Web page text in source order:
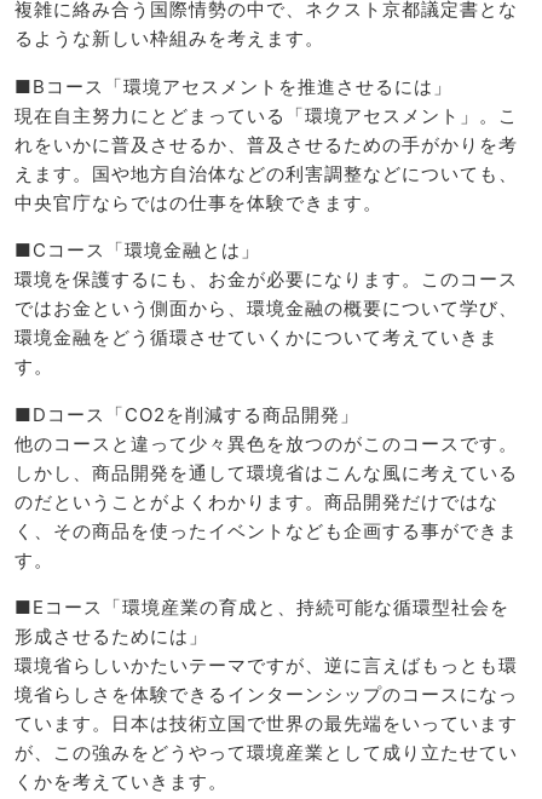
複雑に絡み合う国際情勢の中で、ネクスト京都議定書とな
るような新しい枠組みを考えます。
■Bコース「環境アセスメントを推進させるには」
現在自主努力にとどまっている「環境アセスメント」。こ
れをいかに普及させるか、普及させるための手がかりを考
えます。国や地方自治体などの利害調整などについても、
中央官庁ならではの仕事を体験できます。
■Cコース「環境金融とは」
環境を保護するにも、お金が必要になります。このコース
ではお金という側面から、環境金融の概要について学び、
環境金融をどう循環させていくかについて考えていきま
す。
■Dコース「CO2を削減する商品開発」
他のコースと違って少々異色を放つのがこのコースです。
しかし、商品開発を通して環境省はこんな風に考えている
のだということがよくわかります。商品開発だけではな
く、その商品を使ったイベントなども企画する事ができま
す。
■Eコース「環境産業の育成と、持続可能な循環型社会を
形成させるためには」
環境省らしいかたいテーマですが、逆に言えばもっとも環
境省らしさを体験できるインターンシップのコースになっ
ています。日本は技術立国で世界の最先端をいっています
が、この強みをどうやって環境産業として成り立たせてい
くかを考えていきます。